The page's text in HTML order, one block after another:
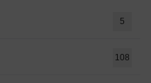
5
108